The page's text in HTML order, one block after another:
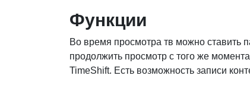
Функции
Во время просмотра тв можно ставить
продолжить просмотр с того же
TimeShift. Есть возможность записи